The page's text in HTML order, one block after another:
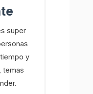
super
y
temas